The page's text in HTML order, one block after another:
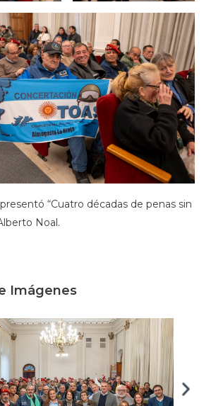
“Cuatro décadas de penas sin
Noal.
Imágenes